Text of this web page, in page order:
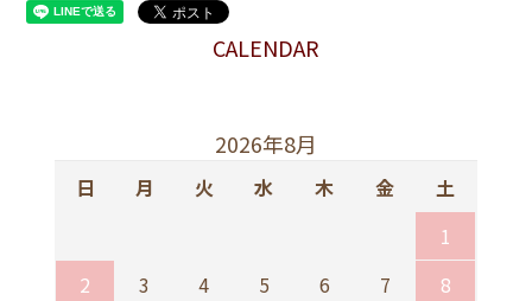
CALENDAR
2026年8月
日 月 火 水 木 金
土
1
2
3 4 5 6 7
8